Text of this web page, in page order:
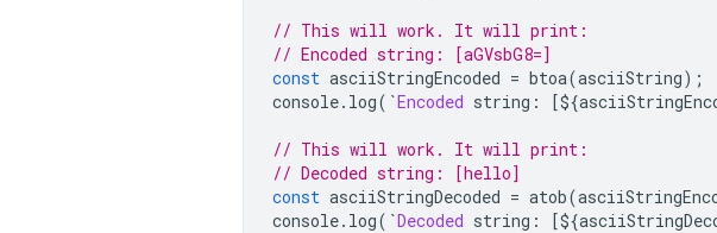
// This will work. It will print:
// Encoded string: [aGVsbG8=]
const asciiStringEncoded = btoa(asciiString);
console. log(`Encoded string : [${
// This will work. It will print:
// Decoded string: [hello]
const asciiStringDecoded = atob(
console. log(`Decoded string : [${